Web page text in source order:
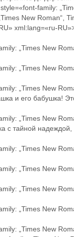
family:
New Roman“,
xml:lang=«ru-
„Times New
„Times New
„Times New
и его бабушка!
„Times New
с тайной надеждой,
„Times New
„Times New
„Times New
„Times New
„Times New